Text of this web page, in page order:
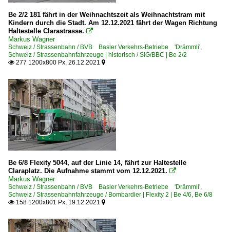
Be 2/2 181 fährt in der Weihnachtszeit als Weihnachtstram mit
Kindern durch die Stadt. Am 12.12.2021 fährt der Wagen Richtung
Haltestelle Clarastrasse. 
Markus Wagner
Schweiz / Strassenbahn / BVB Basler Verkehrs-Betriebe 'Drämmli',
Schweiz / Strassenbahnfahrzeuge | historisch / SIG/BBC | Be 2/2
 277 1200x800 Px, 26.12.2021 
Be 6/8 Flexity 5044, auf der Linie 14, fährt zur Haltestelle
Claraplatz. Die Aufnahme stammt vom 12.12.2021. 
Markus Wagner
Schweiz / Strassenbahn / BVB Basler Verkehrs-Betriebe 'Drämmli',
Schweiz / Strassenbahnfahrzeuge / Bombardier | Flexity 2 | Be 4/6, Be 6/8
 158 1200x801 Px, 19.12.2021 